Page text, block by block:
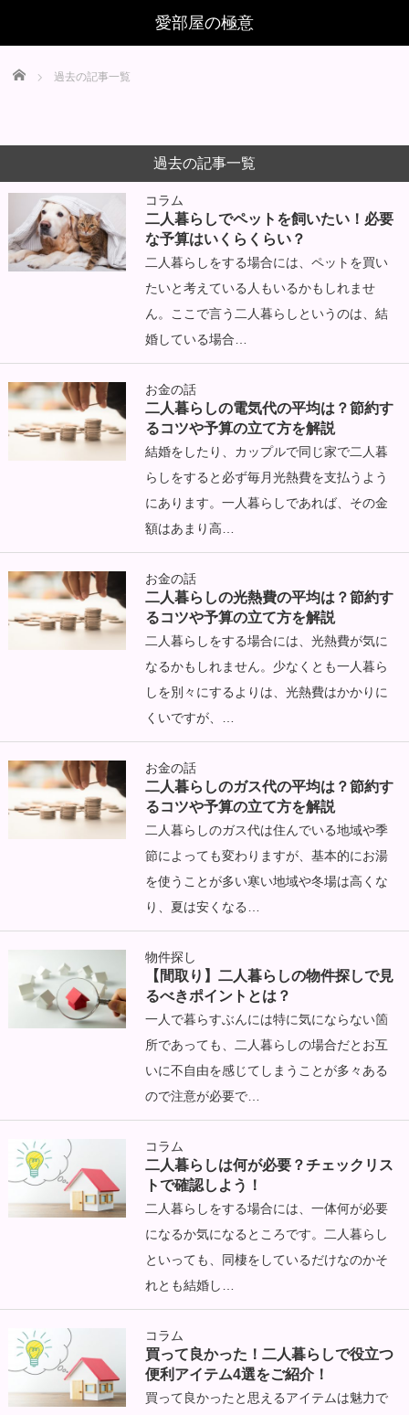
Home 過去の記事一覧
過去の記事一覧
コラム
二人暮らしでペットを飼いたい！必要
な予算はいくらくらい？
二人暮らしをする場合には、ペットを買い
たいと考えている人もいるかもしれませ
ん。ここで言う二人暮らしというのは、結
婚している場合…
お金の話
二人暮らしの電気代の平均は？節約す
るコツや予算の立て方を解説
結婚をしたり、カップルで同じ家で二人暮
らしをすると必ず毎月光熱費を支払うよう
にあります。一人暮らしであれば、その金
額はあまり高…
お金の話
二人暮らしの光熱費の平均は？節約す
るコツや予算の立て方を解説
二人暮らしをする場合には、光熱費が気に
なるかもしれません。少なくとも一人暮ら
しを別々にするよりは、光熱費はかかりに
くいですが、…
お金の話
二人暮らしのガス代の平均は？節約す
るコツや予算の立て方を解説
二人暮らしのガス代は住んでいる地域や季
節によっても変わりますが、基本的にお湯
を使うことが多い寒い地域や冬場は高くな
り、夏は安くなる…
物件探し
【間取り】二人暮らしの物件探しで見
るべきポイントとは？
一人で暮らすぶんには特に気にならない箇
所であっても、二人暮らしの場合だとお互
いに不自由を感じてしまうことが多々ある
ので注意が必要で…
コラム
二人暮らしは何が必要？チェックリス
トで確認しよう！
二人暮らしをする場合には、一体何が必要
になるか気になるところです。二人暮らし
といっても、同棲をしているだけなのかそ
れとも結婚し…
コラム
買って良かった！二人暮らしで役立つ
便利アイテム4選をご紹介！
買って良かったと思えるアイテムは魅力で